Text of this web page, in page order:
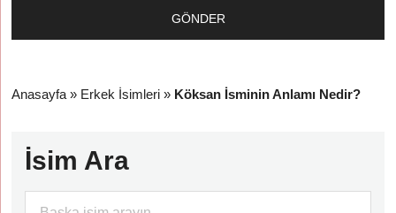
Anasayfa » Erkek İsimleri » Köksan İsminin Anlamı Nedir?
İsim Ara